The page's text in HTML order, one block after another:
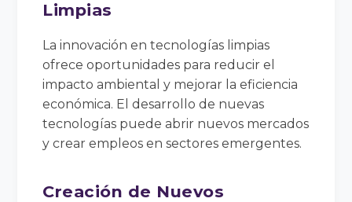
Limpias
La innovación en tecnologías limpias
ofrece oportunidades para reducir el
impacto ambiental y mejorar la eficiencia
económica. El desarrollo de nuevas
tecnologías puede abrir nuevos mercados
y crear empleos en sectores emergentes.
Creación de Nuevos